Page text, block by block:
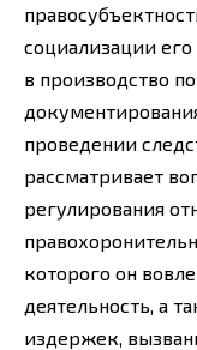
социализации его
в производство
проведении
рассматривает
регулирования
которого он
деятельность, а
издержек,